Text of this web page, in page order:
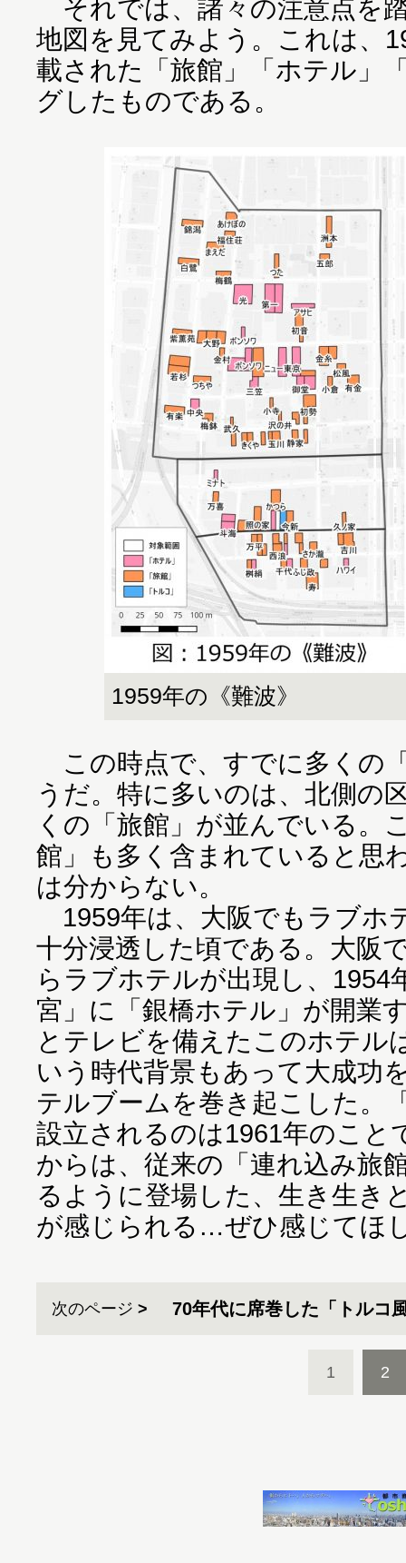
それでは、諸々の注意点を
地図を見てみよう。これは、
載された「旅館」「ホテル」
グしたものである。
1959年の《難波》
この時点で、すでに多くの
うだ。特に多いのは、北側の
くの「旅館」が並んでいる。
館」も多く含まれていると思
は分からない。
1959年は、大阪でもラブホ
十分浸透した頃である。大阪
らラブホテルが出現し、1954
宮」に「銀橋ホテル」が開業
とテレビを備えたこのホテル
いう時代背景もあって大成功
テルブームを巻き起こした。
設立されるのは1961年のこと
からは、従来の「連れ込み旅
るように登場した、生き生き
が感じられる…ぜひ感じてほ
次のページ 70年代に席巻した「トルコ
1 2